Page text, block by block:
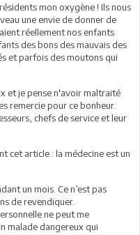
mon oxygène ! Ils nous
une envie de donner de
réellement nos enfants
des bons des mauvais des
et parfois des moutons qui
et je pense n'avoir maltraité
remercie pour ce bonheur.
chefs de service et leur
cet article : la médecine est un
un mois. Ce n’est pas
de revendiquer.
ne peut me
malade dangereux qui